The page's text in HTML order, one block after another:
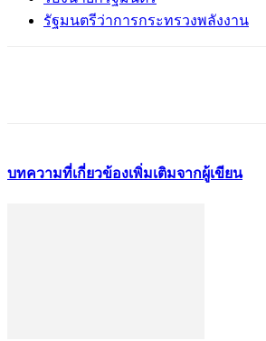
รัฐมนตรีว่าการกระทรวงพลังงาน
บทความที่เกี่ยวข้องเพิ่มเติมจากผู้เขียน